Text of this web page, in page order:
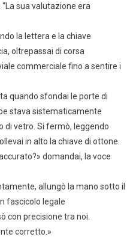
sua valutazione era
la lettera e la chiave
oltrepassai di corsa
commerciale fino a sentire i
quando sfondai le porte di
stava sistematicamente
di vetro. Si fermò, leggendo
in alto la chiave di ottone.
domandai, la voce
allungò la mano sotto il
fascicolo legale
con precisione tra noi.
corretto.»